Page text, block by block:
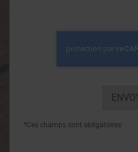
*Ces champs sont obligatoires